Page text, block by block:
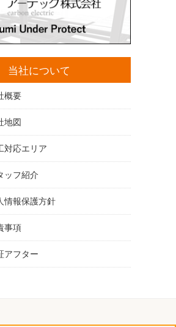
当社について
概要
地図
対応エリア
ッフ紹介
情報保護方針
事項
アフター